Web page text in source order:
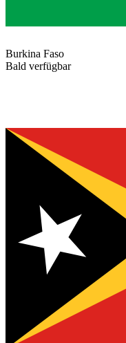
Burkina Faso
Bald verfügbar